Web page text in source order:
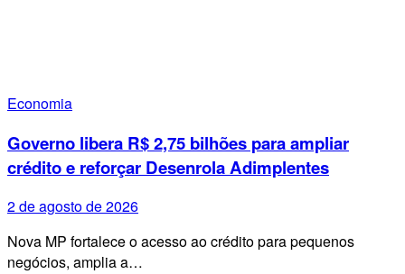
Economia
Governo libera R$ 2,75 bilhões para ampliar
crédito e reforçar Desenrola Adimplentes
2 de agosto de 2026
Nova MP fortalece o acesso ao crédito para pequenos
negócios, amplia a…